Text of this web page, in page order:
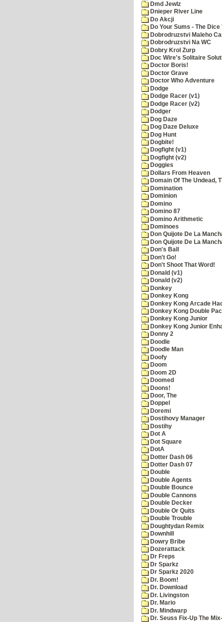
Dmd Jewlz
Dnieper River Line
Do Akcji
Do Your Sums - The
Dobrodruzstvi Maleho
Dobrodruzstvi Na WC
Dobry Krol Zurp
Doc Wire's Solitaire
Doctor Boris!
Doctor Grave
Doctor Who Adventure
Dodge
Dodge Racer (v1)
Dodge Racer (v2)
Dodger
Dog Daze
Dog Daze Deluxe
Dog Hunt
Dogbite!
Dogfight (v1)
Dogfight (v2)
Doggies
Dollars From Heaven
Domain Of The Undead,
Domination
Dominion
Domino
Domino 87
Domino Arithmetic
Dominoes
Don Quijote De La
Don Quijote De La
Don's Ball
Don't Go!
Don't Shoot That Word!
Donald (v1)
Donald (v2)
Donkey
Donkey Kong
Donkey Kong Arcade
Donkey Kong Double
Donkey Kong Junior
Donkey Kong Junior
Donny 2
Doodle
Doodle Man
Doofy
Doom
Doom 2D
Doomed
Doons!
Door, The
Doppel
Doremi
Dostihovy Manager
Dostihy
Dot A
Dot Square
DotA
Dotter Dash 06
Dotter Dash 07
Double
Double Agents
Double Bounce
Double Cannons
Double Decker
Double Or Quits
Double Trouble
Doughtydan Remix
Downhill
Dowry Bribe
Dozerattack
Dr Freps
Dr Sparkz
Dr Sparkz 2020
Dr. Boom!
Dr. Download
Dr. Livingston
Dr. Mario
Dr. Mindwarp
Dr. Seuss Fix-Up The